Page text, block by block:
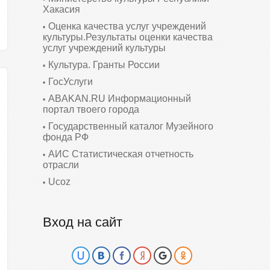
Хакасия
Оценка качества услуг учреждений
культуры.Результаты оценки качества
услуг учреждений культуры
Культура. Гранты России
ГосУслуги
ABAKAN.RU Информационный
портал твоего города
Государственный каталог Музейного
фонда РФ
АИС Статистическая отчетность
отрасли
Ucoz
Вход на сайт